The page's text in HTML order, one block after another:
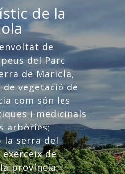
de la
de
del Parc
de Mariola,
de vegetació de
com són les
i medicinals
arbòries;
la serra del
de
província